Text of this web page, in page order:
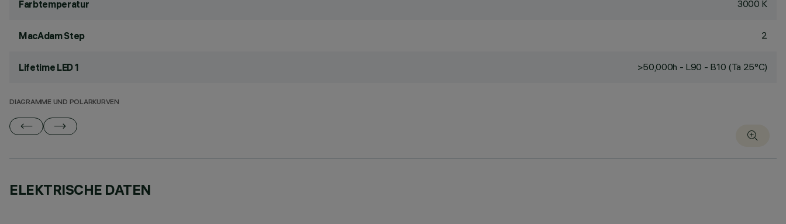
Farbtemperatur 3000 K
MacAdam Step 2
Lifetime LED 1 >50,000h - L90 - B10 (Ta 25°C)
DIAGRAMME UND POLARKURVEN
ELEKTRISCHE DATEN